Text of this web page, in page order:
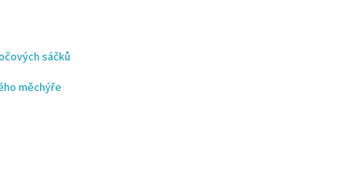
sáčků
měchýře